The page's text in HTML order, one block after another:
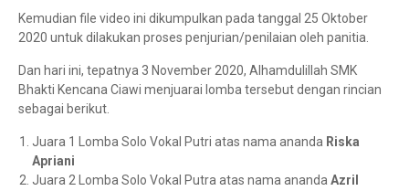
Kemudian file video ini dikumpulkan pada tanggal 25 Oktober
2020 untuk dilakukan proses penjurian/penilaian oleh panitia.
Dan hari ini, tepatnya 3 November 2020, Alhamdulillah SMK
Bhakti Kencana Ciawi menjuarai lomba tersebut dengan rincian
sebagai berikut.
Juara 1 Lomba Solo Vokal Putri atas nama ananda Riska
Apriani
Juara 2 Lomba Solo Vokal Putra atas nama ananda Azril